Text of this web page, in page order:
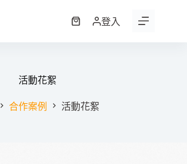
購
登入
活動花絮
合作案例 活動花絮